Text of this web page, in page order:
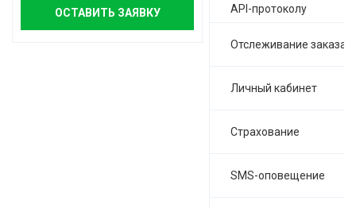
ОСТАВИТЬ ЗАЯВКУ
API-протоколу
Отслеживание заказа
Личный кабинет
Страхование
SMS-оповещение